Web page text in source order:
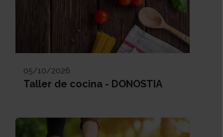
05/10/2026
Taller de cocina - DONOSTIA